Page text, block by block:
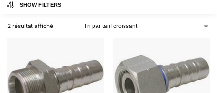
SHOW FILTERS
2 résultat affiché